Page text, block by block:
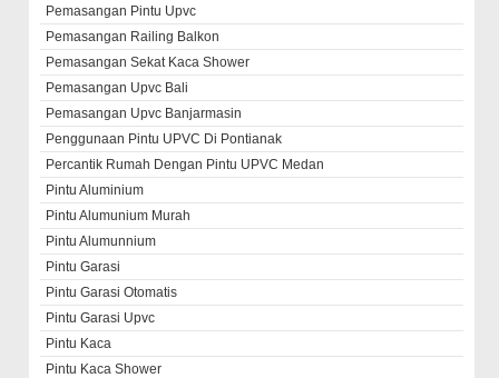
Pemasangan Pintu Upvc
Pemasangan Railing Balkon
Pemasangan Sekat Kaca Shower
Pemasangan Upvc Bali
Pemasangan Upvc Banjarmasin
Penggunaan Pintu UPVC Di Pontianak
Percantik Rumah Dengan Pintu UPVC Medan
Pintu Aluminium
Pintu Alumunium Murah
Pintu Alumunnium
Pintu Garasi
Pintu Garasi Otomatis
Pintu Garasi Upvc
Pintu Kaca
Pintu Kaca Shower